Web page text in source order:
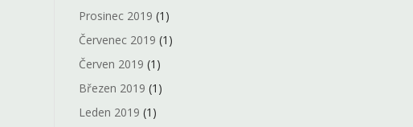
Prosinec 2019 (1)
Červenec 2019 (1)
Červen 2019 (1)
Březen 2019 (1)
Leden 2019 (1)